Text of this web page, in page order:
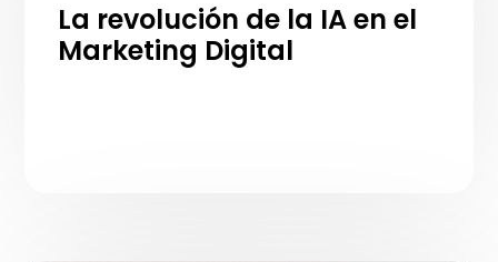
La revolución de la IA en el
Marketing Digital